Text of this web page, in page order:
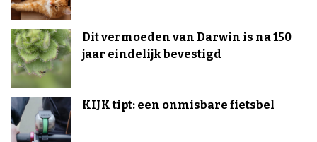
Dit vermoeden van Darwin is na 150
jaar eindelijk bevestigd
KIJK tipt: een onmisbare fietsbel